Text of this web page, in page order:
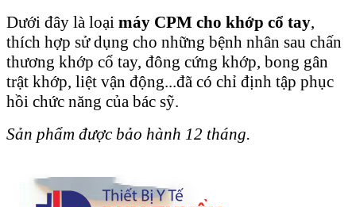
Dưới đây là loại máy CPM cho khớp cổ tay,
thích hợp sử dụng cho những bệnh nhân sau chấn
thương khớp cổ tay, đông cứng khớp, bong gân
trật khớp, liệt vận động...đã có chỉ định tập phục
hồi chức năng của bác sỹ.
Sản phẩm được bảo hành 12 tháng.